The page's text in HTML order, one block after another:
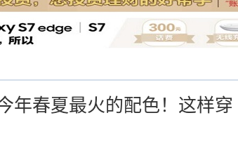
年春夏最火的配色！这样穿